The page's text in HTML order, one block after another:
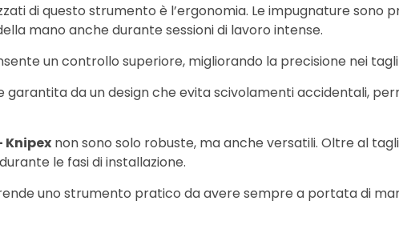
di questo strumento è l’ergonomia. Le impugnature
mano anche durante sessioni di lavoro intense.
un controllo superiore, migliorando la precisione nei
garantita da un design che evita scivolamenti accidentali,
non sono solo robuste, ma anche versatili. Oltre al
le fasi di installazione.
uno strumento pratico da avere sempre a portata di